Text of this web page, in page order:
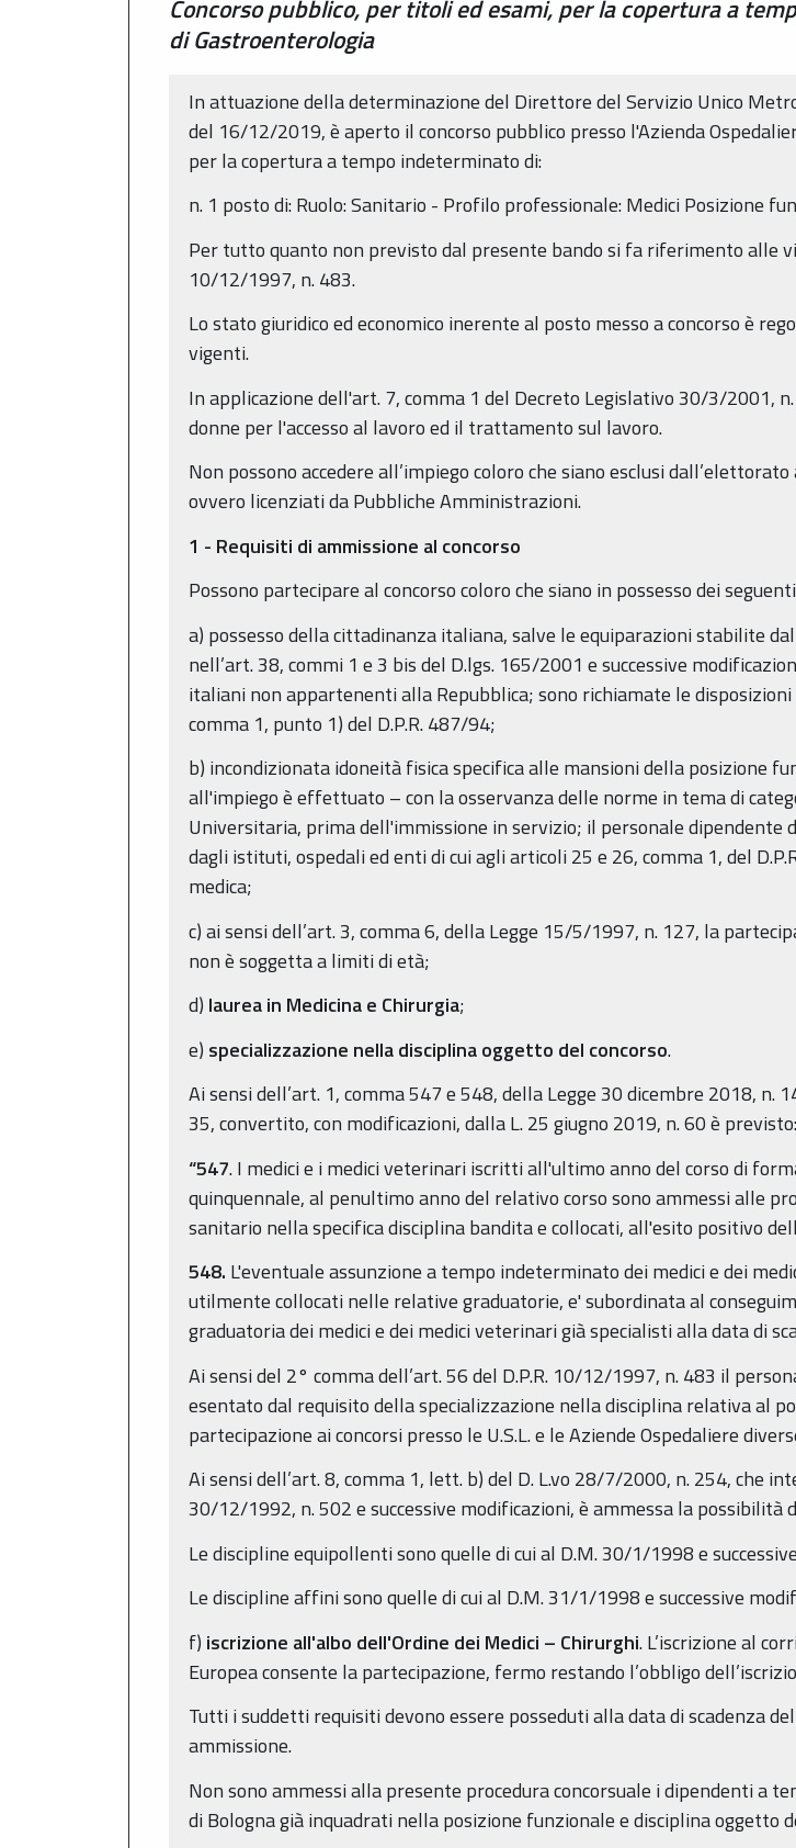
Concorso pubblico, per titoli ed esami, per la copertura a
di Gastroenterologia
In attuazione della determinazione del Direttore del Servizio Unico
del 16/12/2019, è aperto il concorso pubblico presso l'Azienda
per la copertura a tempo indeterminato di:
n. 1 posto di: Ruolo: Sanitario - Profilo professionale: Medici Posizione
Per tutto quanto non previsto dal presente bando si fa riferimento alle
10/12/1997, n. 483.
Lo stato giuridico ed economico inerente al posto messo a concorso è
vigenti.
In applicazione dell'art. 7, comma 1 del Decreto Legislativo 30/3/2001,
donne per l'accesso al lavoro ed il trattamento sul lavoro.
Non possono accedere all’impiego coloro che siano esclusi
ovvero licenziati da Pubbliche Amministrazioni.
1 - Requisiti di ammissione al concorso
Possono partecipare al concorso coloro che siano in possesso dei
a) possesso della cittadinanza italiana, salve le equiparazioni stabilite
nell’art. 38, commi 1 e 3 bis del D.lgs. 165/2001 e successive
italiani non appartenenti alla Repubblica; sono richiamate le
comma 1, punto 1) del D.P.R. 487/94;
b) incondizionata idoneità fisica specifica alle mansioni della posizione
all'impiego è effettuato – con la osservanza delle norme in tema di
Universitaria, prima dell'immissione in servizio; il personale
dagli istituti, ospedali ed enti di cui agli articoli 25 e 26, comma 1, del
medica;
c) ai sensi dell’art. 3, comma 6, della Legge 15/5/1997, n. 127, la
non è soggetta a limiti di età;
d) laurea in Medicina e Chirurgia;
e) specializzazione nella disciplina oggetto del concorso.
Ai sensi dell’art. 1, comma 547 e 548, della Legge 30 dicembre 2018, n.
35, convertito, con modificazioni, dalla L. 25 giugno 2019, n. 60 è previsto:
“547. I medici e i medici veterinari iscritti all'ultimo anno del corso di
quinquennale, al penultimo anno del relativo corso sono ammessi alle
sanitario nella specifica disciplina bandita e collocati, all'esito positivo
548. L'eventuale assunzione a tempo indeterminato dei medici e dei
utilmente collocati nelle relative graduatorie, e' subordinata al
graduatoria dei medici e dei medici veterinari già specialisti alla data di
Ai sensi del 2° comma dell’art. 56 del D.P.R. 10/12/1997, n. 483 il
esentato dal requisito della specializzazione nella disciplina relativa al
partecipazione ai concorsi presso le U.S.L. e le Aziende Ospedaliere
Ai sensi dell’art. 8, comma 1, lett. b) del D. L.vo 28/7/2000, n. 254, che
30/12/1992, n. 502 e successive modificazioni, è ammessa la possibilità
Le discipline equipollenti sono quelle di cui al D.M. 30/1/1998 e
Le discipline affini sono quelle di cui al D.M. 31/1/1998 e successive
f) iscrizione all'albo dell'Ordine dei Medici – Chirurghi. L’iscrizione al
Europea consente la partecipazione, fermo restando l’obbligo
Tutti i suddetti requisiti devono essere posseduti alla data di scadenza
ammissione.
Non sono ammessi alla presente procedura concorsuale i dipendenti a
di Bologna già inquadrati nella posizione funzionale e disciplina oggetto